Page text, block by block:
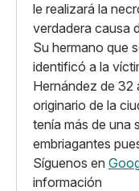
le realizará la
verdadera causa
Su hermano que
identificó a la
Hernández de 32
originario de la
tenía más de una
embriagantes
Síguenos en
información